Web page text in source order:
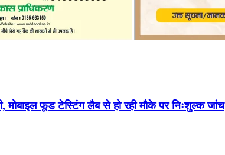
मोबाइल फूड टेस्टिंग लैब से हो रही मौके पर निःशुल्क जांच